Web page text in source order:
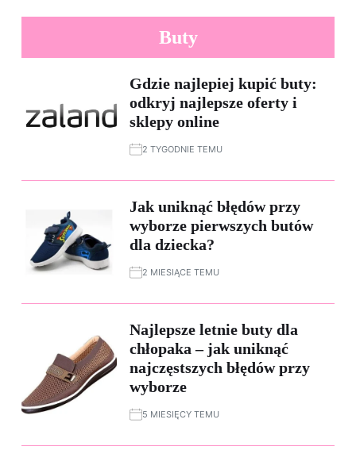
Buty
Gdzie najlepiej kupić buty:
odkryj najlepsze oferty i
sklepy online
2 TYGODNIE TEMU
Jak uniknąć błędów przy
wyborze pierwszych butów
dla dziecka?
2 MIESIĄCE TEMU
Najlepsze letnie buty dla
chłopaka – jak uniknąć
najczęstszych błędów przy
wyborze
5 MIESIĘCY TEMU